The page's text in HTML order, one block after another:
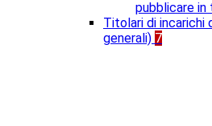
pubblicare in
Titolari di incarichi
generali) 7